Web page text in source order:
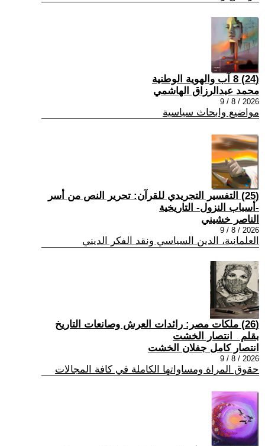
(24) 8 آب والهوية الوطنية
محمد عبدالرزاق الهاشمي
2026 / 8 / 9
مواضيع وابحاث سياسية
(25) التفسير التجريدي للقرآن: تحرير النص من أسر
-أسباب النزول- التاريخية
الناصر خشيني
2026 / 8 / 9
العلمانية، الدين السياسي ونقد الفكر الديني
(26) ملكات مصر: رائدات العرش وصانعات التاريخ
بقلم _انتصار الخشت
انتصار كامل جفلان الخشت
2026 / 8 / 9
حقوق المراة ومساواتها الكاملة في كافة المجالات